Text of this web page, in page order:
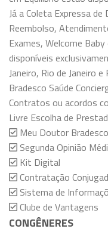
Já a Coleta Expressa
Reembolso,
Exames, Welcome
disponíveis
Janeiro, Rio de Janeiro
Bradesco Saúde
Contratos ou acordos
Livre Escolha de
Meu Doutor
Segunda Opinião
Kit Digital
Contratação
Sistema de
Clube de Vantagens
CONGÊNERES